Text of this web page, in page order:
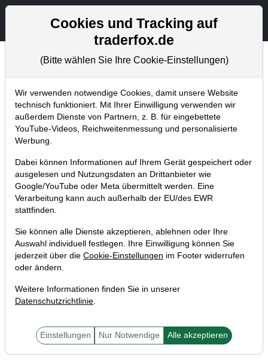
Aktien- und Artikelsuche
Aktuelles
Home Blog Aktuelles
TraderFox Strategie-Indizes:
Inspiriert von Warren Buffett
13.10.2015 um 18:54 Uhr | TraderFox GmbH
Cookies und Tracking auf
traderfox.de
(Bitte wählen Sie Ihre Cookie-Einstellungen)
Wir verwenden notwendige Cookies, damit unsere Website
technisch funktioniert. Mit Ihrer Einwilligung verwenden wir
außerdem Dienste von Partnern, z. B. für eingebettete
YouTube-Videos, Reichweitenmessung und personalisierte
Werbung.
Dabei können Informationen auf Ihrem Gerät gespeichert oder
ausgelesen und Nutzungsdaten an Drittanbieter wie
Google/YouTube oder Meta übermittelt werden. Eine
Verarbeitung kann auch außerhalb der EU/des EWR
stattfinden.
Sie können alle Dienste akzeptieren, ablehnen oder Ihre
Auswahl individuell festlegen. Ihre Einwilligung können Sie
jederzeit über die Cookie-Einstellungen im Footer widerrufen
oder ändern.
Weitere Informationen finden Sie in unserer
Datenschutzrichtlinie.
Einstellungen Nur Notwendige Alle akzeptieren